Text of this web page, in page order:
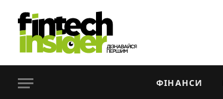
ФІНАНСИ